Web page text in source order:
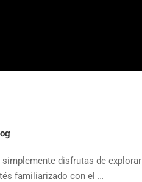
disfrutas de explorar
familiarizado con el …